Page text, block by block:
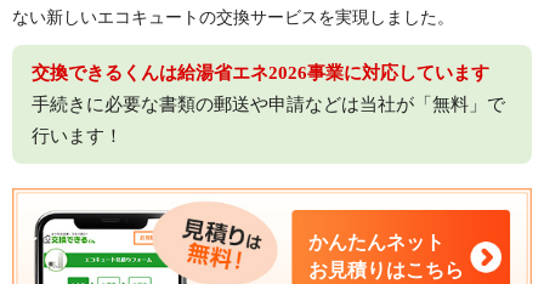
埼玉県さいたま市 5,400万円(上限に到達次第終了)
申請受付期間
2026年4月1日～2027年3月1日
報告書提出期間
ない新しいエコキュートの交換サービスを実現しました。
交換できるくんは給湯省エネ2026事業に対応しています
手続きに必要な書類の郵送や申請などは当社が「無料」で
行います！
かんたんネット
お見積りはこちら